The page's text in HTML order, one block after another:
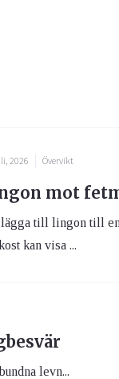
2026 Övervikt
mot
till lingon till en
kan visa ...
levn...